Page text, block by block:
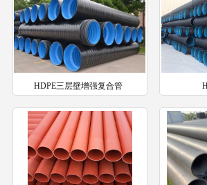
HDPE三层壁增强复合管